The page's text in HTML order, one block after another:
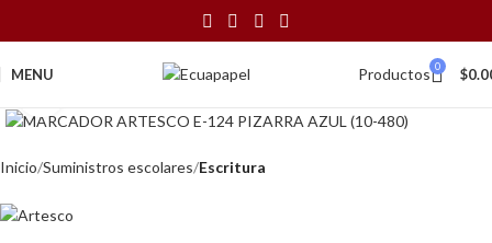
MENU Productos 0 $
Inicio Suministros escolares Escritura